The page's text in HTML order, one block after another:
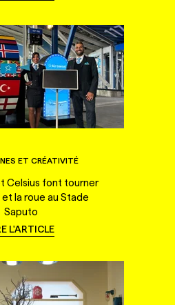
ET CRÉATIVITÉ
Celsius font tourner
et la roue au Stade
Saputo
L'ARTICLE